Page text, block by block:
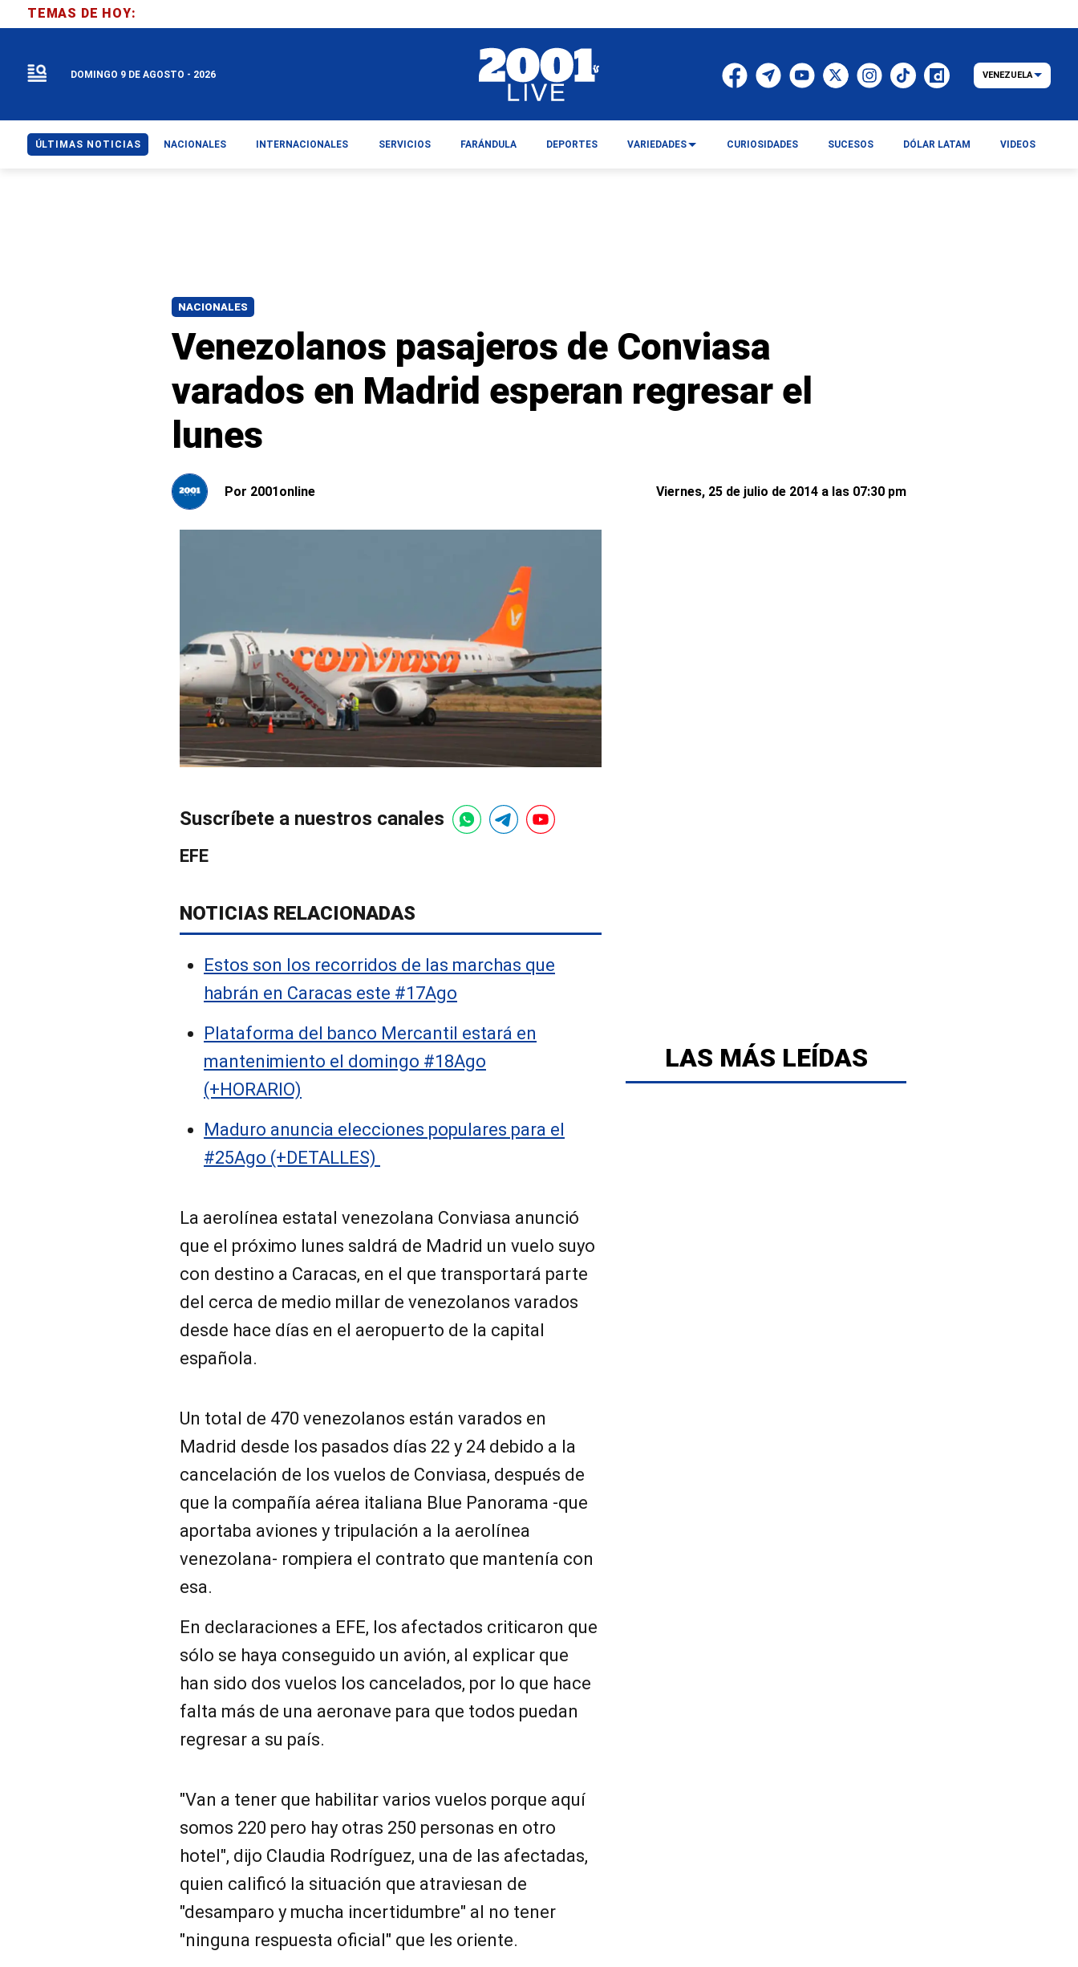
NACIONALES
Venezolanos pasajeros de Conviasa
varados en Madrid esperan regresar el
lunes
Por 2001online Viernes, 25 de julio de 2014 a las 07:30 pm
Suscríbete a nuestros canales
EFE
NOTICIAS RELACIONADAS
Estos son los recorridos de las marchas que
habrán en Caracas este #17Ago
Plataforma del banco Mercantil estará en
mantenimiento el domingo #18Ago
(+HORARIO)
Maduro anuncia elecciones populares para el
#25Ago (+DETALLES)
La aerolínea estatal venezolana Conviasa anunció
que el próximo lunes saldrá de Madrid un vuelo suyo
con destino a Caracas, en el que transportará parte
del cerca de medio millar de venezolanos varados
desde hace días en el aeropuerto de la capital
española.
Un total de 470 venezolanos están varados en
Madrid desde los pasados días 22 y 24 debido a la
cancelación de los vuelos de Conviasa, después de
que la compañía aérea italiana Blue Panorama -que
aportaba aviones y tripulación a la aerolínea
venezolana- rompiera el contrato que mantenía con
esa.
En declaraciones a EFE, los afectados criticaron que
sólo se haya conseguido un avión, al explicar que
han sido dos vuelos los cancelados, por lo que hace
falta más de una aeronave para que todos puedan
regresar a su país.
"Van a tener que habilitar varios vuelos porque aquí
somos 220 pero hay otras 250 personas en otro
hotel", dijo Claudia Rodríguez, una de las afectadas,
quien calificó la situación que atraviesan de
"desamparo y mucha incertidumbre" al no tener
"ninguna respuesta oficial" que les oriente.
LAS MÁS LEÍDAS
TEMAS DE HOY:
DOMINGO 9 DE AGOSTO - 2026 VENEZUELA
ÚLTIMAS NOTICIAS NACIONALES INTERNACIONALES SERVICIOS FARÁNDULA DEPORTES VARIEDADES CURIOSIDADES SUCESOS DÓLAR LATAM VIDEOS